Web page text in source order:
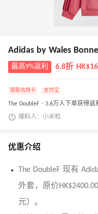
Adidas by Wales
最高9%返利 6.8折
银联信用卡 支付宝
The DoubleF · 3.6万人下单获得返
爆料人：小米粒
优惠介绍
The DoubleF 现有
外套，原价
元）。